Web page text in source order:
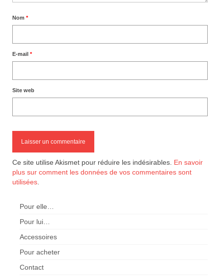
Nom *
E-mail *
Site web
Ce site utilise Akismet pour réduire les indésirables. En savoir
plus sur comment les données de vos commentaires sont
utilisées
Pour elle…
Pour lui…
Accessoires
Pour acheter
Contact